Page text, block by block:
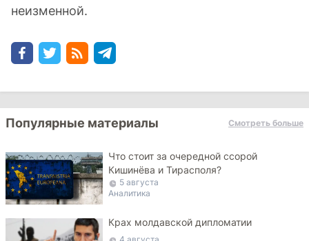
неизменной.
Популярные материалы Смотреть больше
Что стоит за очередной ссорой
Кишинёва и Тирасполя?
5 августа
Аналитика
Крах молдавской дипломатии